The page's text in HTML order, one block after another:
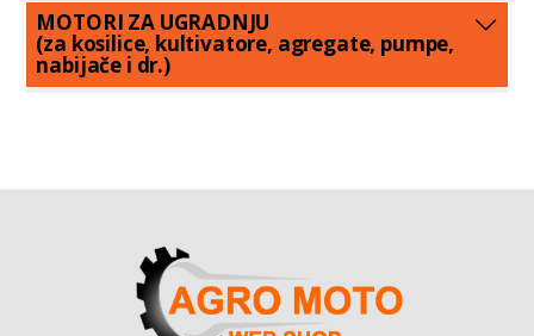
MOTORI ZA UGRADNJU
(za kosilice, kultivatore, agregate, pumpe,
nabijače i dr.)